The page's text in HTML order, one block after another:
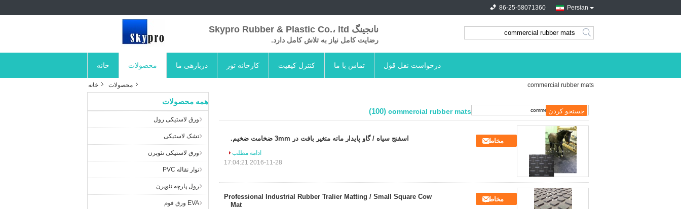
Persian
86-25-58071360
نانجینگ Skypro Rubber & Plastic Co.، ltd
رضایت کامل نیاز به تلاش کامل دارد. search
خانه محصولات دربارهی ما کارخانه تور کنترل کیفیت تماس با ما درخواست نقل قول
خانه محصولات commercial rubber mats
همه محصولات
ورق لاستیکی رول
تشک لاستیکی
ورق لاستیکی نئوپرن
نوار نقاله PVC
رول پارچه نئوپرن
EVA ورق فوم
commercial rubber mats
(100)
اسفنج سیاه / گاو پایدار ماته متغیر بافت در 3mm ضخامت ضخیم. مخاطب
ادامه مطلب
2016-11-28 17:04:21
Professional Industrial Rubber Tralier Matting / Small Square Cow
Mat
مخاطب